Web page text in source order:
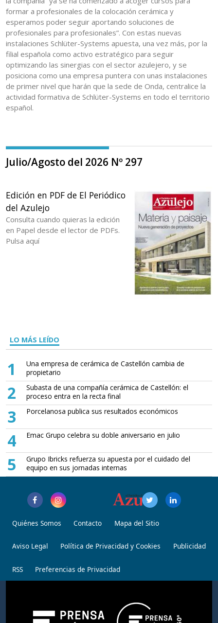
formar a profesionales de la colocación cerámica y
esperamos poder seguir aportando soluciones de
profesionales para profesionales”. Con estas nuevas
instalaciones Schlüter-Systems apuesta, una vez más, por la
filial española como activo estratégico para seguir
optimizando las sinergias con el sector azulejero, y se
posiciona como una empresa puntera con unas instalaciones
de primer nivel que harán que la sede de Onda, centralice la
actividad formativa de Schlüter-Systems en todo el territorio
español.
Julio/Agosto del 2026 Nº 297
Edición en PDF de El Periódico
del Azulejo
Consulta cuando quieras la edición
en Papel desde el lector de PDFs.
Pulsa aquí
LO MÁS LEÍDO
1
Una empresa de cerámica de Castellón cambia de
propietario
2
Subasta de una compañía cerámica de Castellón: el
proceso entra en la recta final
3 Porcelanosa publica sus resultados económicos
4 Emac Grupo celebra su doble aniversario en julio
5
Grupo Ibricks refuerza su apuesta por el cuidado del
equipo en sus jornadas internas
Quiénes Somos Contacto Mapa del Sitio
Aviso Legal Política de Privacidad y Cookies Publicidad
RSS Preferencias de Privacidad